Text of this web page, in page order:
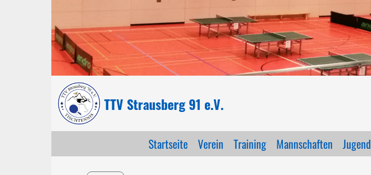
TTV Strausberg 91 e.V.
Startseite Verein Training Mannschaften Jugend